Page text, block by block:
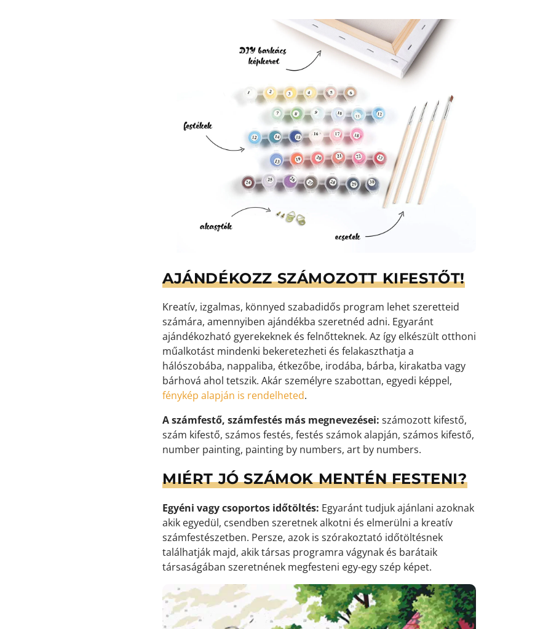
AJÁNDÉKOZZ SZÁMOZOTT KIFESTŐT!
Kreatív, izgalmas, könnyed szabadidős program lehet szeretteid
számára, amennyiben ajándékba szeretnéd adni. Egyaránt
ajándékozható gyerekeknek és felnőtteknek. Az így elkészült otthoni
műalkotást mindenki bekeretezheti és felakaszthatja a
hálószobába, nappaliba, étkezőbe, irodába, bárba, kirakatba vagy
bárhová ahol tetszik. Akár személyre szabottan, egyedi képpel,
fénykép alapján is rendelheted.
A számfestő, számfestés más megnevezései: számozott kifestő,
szám kifestő, számos festés, festés számok alapján, számos kifestő,
number painting, painting by numbers, art by numbers.
MIÉRT JÓ SZÁMOK MENTÉN FESTENI?
Egyéni vagy csoportos időtöltés: Egyaránt tudjuk ajánlani azoknak
akik egyedül, csendben szeretnek alkotni és elmerülni a kreatív
számfestészetben. Persze, azok is szórakoztató időtöltésnek
találhatják majd, akik társas programra vágynak és barátaik
társaságában szeretnének megfesteni egy-egy szép képet.